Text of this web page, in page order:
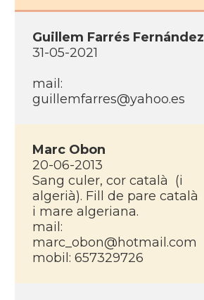
Guillem Farrés Fernández
31-05-2021
mail:
guillemfarres@yahoo.es
Marc Obon
20-06-2013
Sang culer, cor català (i
algerià). Fill de pare català
i mare algeriana.
mail:
marc_obon@hotmail.com
mobil: 657329726